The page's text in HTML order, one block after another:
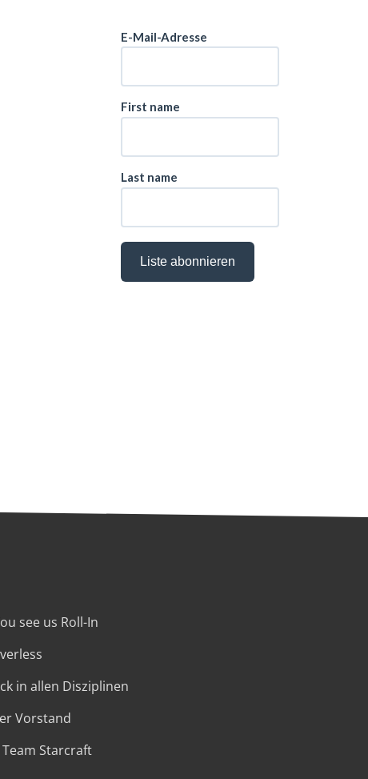
see us Roll-In
in allen Disziplinen
Vorstand
Starcraft